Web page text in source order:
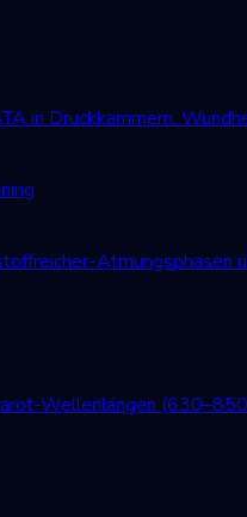
in Druckkammern.
Atmungsphasen
Wellenlängen